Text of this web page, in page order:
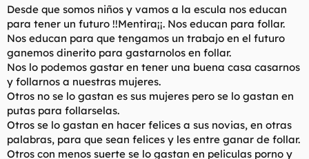
r
e
l
t
e
m
a
n
i
c
i
o
Desde que somos niños y vamos a la escula nos educan
para tener un futuro !!Mentira¡¡. Nos educan para follar.
Nos educan para que tengamos un trabajo en el futuro
ganemos dinerito para gastarnolos en follar.
Nos lo podemos gastar en tener una buena casa casarnos
y follarnos a nuestras mujeres.
Otros no se lo gastan es sus mujeres pero se lo gastan en
putas para follarselas.
Otros se lo gastan en hacer felices a sus novias, en otras
palabras, para que sean felices y les entre ganar de follar.
Otros con menos suerte se lo gastan en peliculas porno y